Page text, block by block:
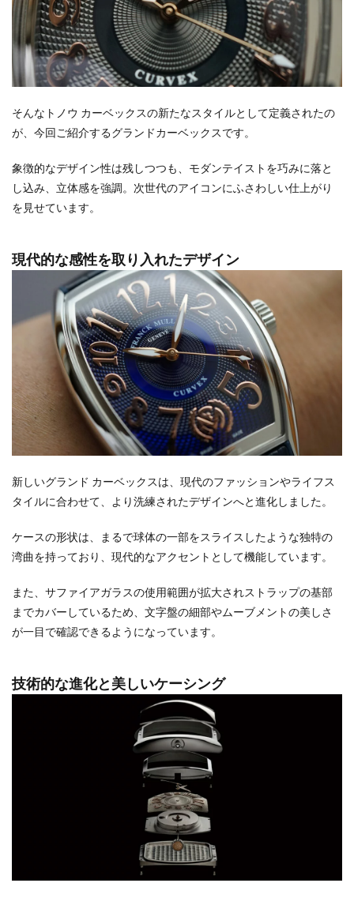
そんなトノウ カーベックスの新たなスタイルとして定義されたの
が、今回ご紹介するグランドカーベックスです。
象徴的なデザイン性は残しつつも、モダンテイストを巧みに落と
し込み、立体感を強調。次世代のアイコンにふさわしい仕上がり
を見せています。
現代的な感性を取り入れたデザイン
新しいグランド カーベックスは、現代のファッションやライフス
タイルに合わせて、より洗練されたデザインへと進化しました。
ケースの形状は、まるで球体の一部をスライスしたような独特の
湾曲を持っており、現代的なアクセントとして機能しています。
また、サファイアガラスの使用範囲が拡大されストラップの基部
までカバーしているため、文字盤の細部やムーブメントの美しさ
が一目で確認できるようになっています。
技術的な進化と美しいケーシング